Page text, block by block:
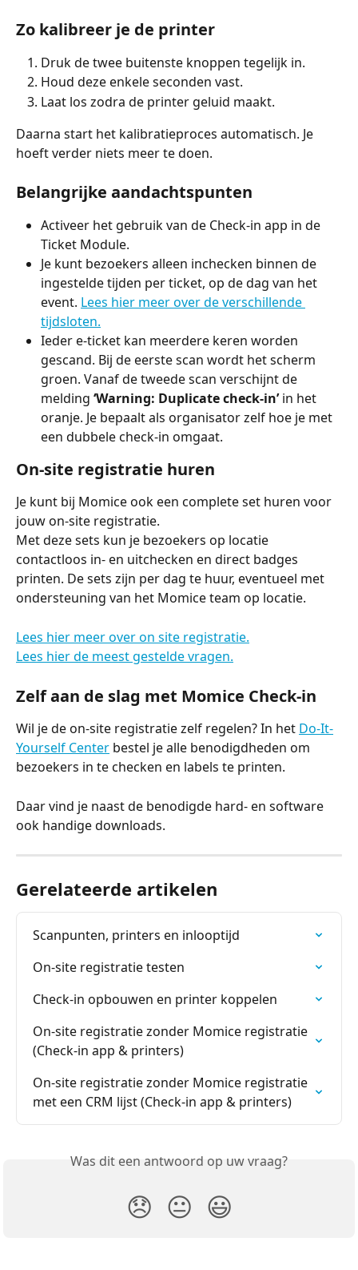
Zo kalibreer je de printer
Druk de twee buitenste knoppen tegelijk in.
Houd deze enkele seconden vast.
Laat los zodra de printer geluid maakt.
Daarna start het kalibratieproces automatisch. Je
hoeft verder niets meer te doen.
Belangrijke aandachtspunten
Activeer het gebruik van de Check-in app in de
Ticket Module.
Je kunt bezoekers alleen inchecken binnen de
ingestelde tijden per ticket, op de dag van het
event. Lees hier meer over de verschillende
tijdsloten.
Ieder e-ticket kan meerdere keren worden
gescand. Bij de eerste scan wordt het scherm
groen. Vanaf de tweede scan verschijnt de
melding ‘Warning: Duplicate check-in’ in het
oranje. Je bepaalt als organisator zelf hoe je met
een dubbele check-in omgaat.
On-site registratie huren
Je kunt bij Momice ook een complete set huren voor
jouw on-site registratie.
Met deze sets kun je bezoekers op locatie
contactloos in- en uitchecken en direct badges
printen. De sets zijn per dag te huur, eventueel met
ondersteuning van het Momice team op locatie.
Lees hier meer over on site registratie.
Lees hier de meest gestelde vragen.
Zelf aan de slag met Momice Check-in
Wil je de on-site registratie zelf regelen? In het Do-It-
Yourself Center bestel je alle benodigdheden om
bezoekers in te checken en labels te printen.
Daar vind je naast de benodigde hard- en software
ook handige downloads.
Gerelateerde artikelen
Scanpunten, printers en inlooptijd
On-site registratie testen
Check-in opbouwen en printer koppelen
On-site registratie zonder Momice registratie
(Check-in app & printers)
On-site registratie zonder Momice registratie
met een CRM lijst (Check-in app & printers)
Was dit een antwoord op uw vraag?
😞 😐 😃